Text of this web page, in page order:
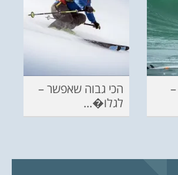
הכי גבוה שאפשר –
לגלו�...